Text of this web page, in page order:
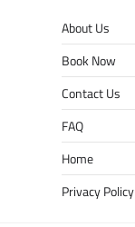
About Us
Book Now
Contact Us
FAQ
Home
Privacy Policy